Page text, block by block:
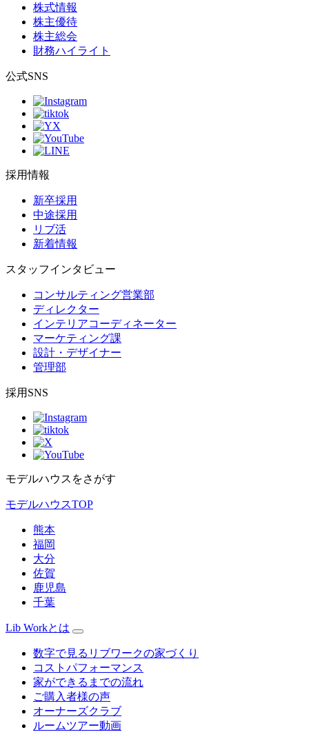
株式情報
株主優待
株主総会
財務ハイライト
公式SNS
採用情報
新卒採用
中途採用
リブ活
新着情報
スタッフインタビュー
コンサルティング営業部
ディレクター
インテリアコーディネーター
マーケティング課
設計・デザイナー
管理部
採用SNS
モデルハウスをさがす
モデルハウスTOP
熊本
福岡
大分
佐賀
鹿児島
千葉
Lib Workとは
数字で見るリブワークの家づくり
コストパフォーマンス
家ができるまでの流れ
ご購入者様の声
オーナーズクラブ
ルームツアー動画